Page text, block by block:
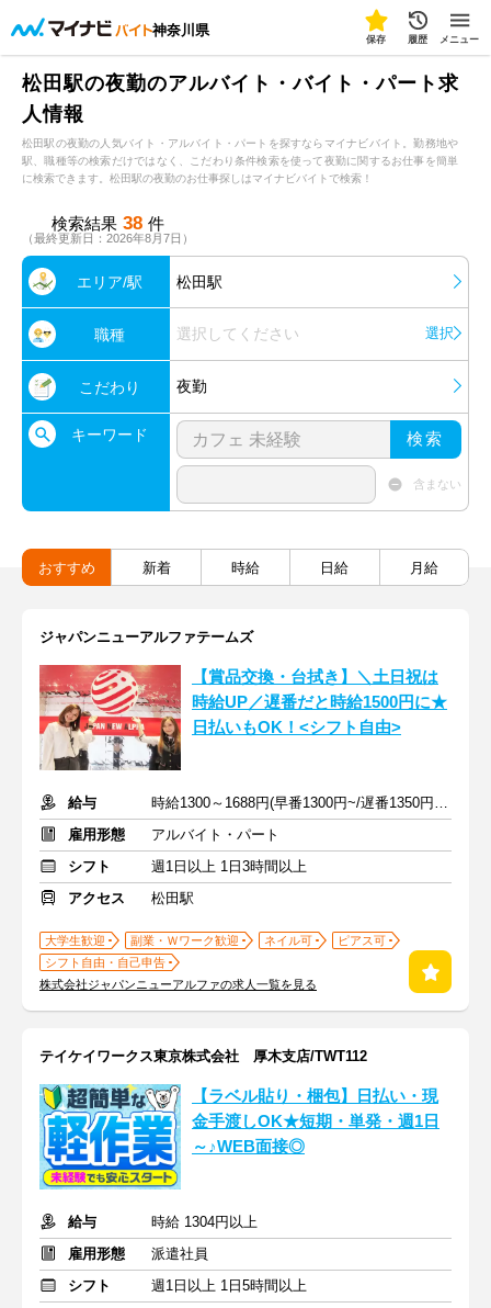
神奈川県
保存 履歴 メニュー
松田駅の夜勤のアルバイト・バイト・パート求
人情報
松田駅の夜勤の人気バイト・アルバイト・パートを探すならマイナビバイト。勤務地や
駅、職種等の検索だけではなく、こだわり条件検索を使って夜勤に関するお仕事を簡単
に検索できます。松田駅の夜勤のお仕事探しはマイナビバイトで検索！
検索結果 38 件
（最終更新日：2026年8月7日）
エリア/駅 松田駅
職種 選択してください 選択
こだわり 夜勤
キーワード 検索
含まない
おすすめ 新着 時給 日給 月給
ジャパンニューアルファテームズ
【賞品交換・台拭き】＼土日祝は
時給UP／遅番だと時給1500円に★
日払いもOK！<シフト自由>
給与
時給1300～1688円(早番1300円~/遅番1350円~)+土日祝手当+交通費
雇用形態
アルバイト・パート
シフト
週1日以上 1日3時間以上
アクセス
松田駅
大学生歓迎 副業・Ｗワーク歓迎 ネイル可
ピアス可
シフト自由・自己申告
株式会社ジャパンニューアルファの求人一覧を見る
テイケイワークス東京株式会社 厚木支店/TWT112
【ラベル貼り・梱包】日払い・現
金手渡しOK★短期・単発・週1日
～♪WEB面接◎
給与
時給 1304円以上
雇用形態
派遣社員
シフト
週1日以上 1日5時間以上